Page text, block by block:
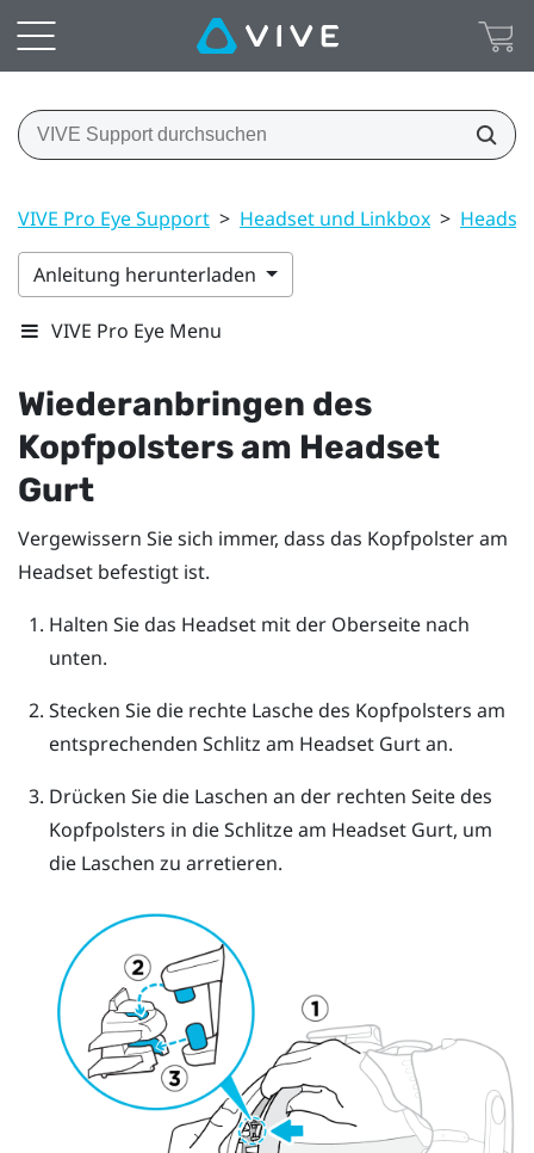
VIVE Pro Eye Support > Headset und Linkbox > Headset
Anleitung herunterladen
VIVE Pro Eye Menu
Wiederanbringen des
Kopfpolsters am Headset
Gurt
Vergewissern Sie sich immer, dass das Kopfpolster am
Headset befestigt ist.
Halten Sie das Headset mit der Oberseite nach
unten.
Stecken Sie die rechte Lasche des Kopfpolsters am
entsprechenden Schlitz am Headset Gurt an.
Drücken Sie die Laschen an der rechten Seite des
Kopfpolsters in die Schlitze am Headset Gurt, um
die Laschen zu arretieren.